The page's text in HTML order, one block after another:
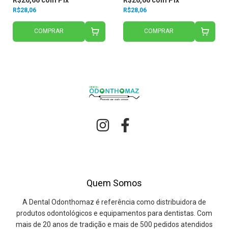
R$28,06
COMPRAR
R$28,06
COMPRAR
Quem Somos
A Dental Odonthomaz é referência como distribuidora de
produtos odontológicos e equipamentos para dentistas. Com
mais de 20 anos de tradição e mais de 500 pedidos atendidos